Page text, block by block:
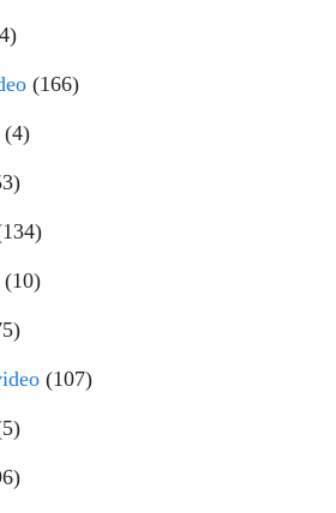
(166)
(4)
(10)
(107)